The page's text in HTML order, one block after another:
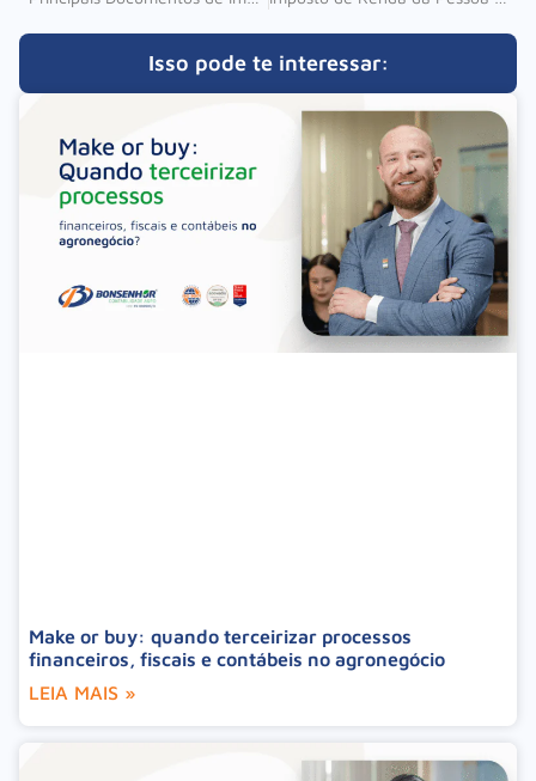
Isso pode te interessar:
Make or buy: quando terceirizar processos
financeiros, fiscais e contábeis no agronegócio
LEIA MAIS »